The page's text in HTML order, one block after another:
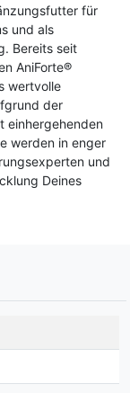
für
und als
Bereits seit
AniForte®
wertvolle
der
einhergehenden
werden in enger
und
Deines